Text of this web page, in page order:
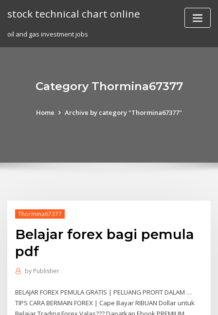
stock technical chart online
oil and gas investment jobs
Category Thormina67377
Home Archive by category "Thormina67377"
Thormina67377
Belajar forex bagi pemula
pdf
by Publisher
BELAJAR FOREX PEMULA GRATIS | PELUANG PROFIT DALAM …
TIPS CARA BERMAIN FOREX | Cape Bayar RIBUAN Dollar untuk